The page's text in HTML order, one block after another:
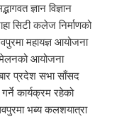
ज्ञान विज्ञान
सिटी कलेज निर्माणको
महायज्ञ आयोजना
आयोजना
प्रदेश सभा साँसद
कार्यक्रम रहेको
भब्य कलशयात्रा